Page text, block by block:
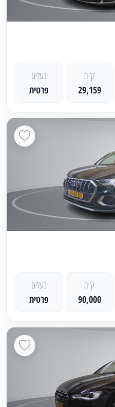
ק״מ
29,159
בעלים
פרטית
ק״מ
90,000
בעלים
פרטית